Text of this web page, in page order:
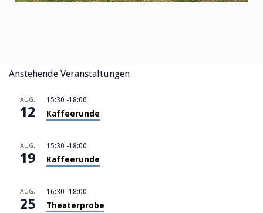
Anstehende Veranstaltungen
AUG.
12
15:30 -18:00
Kaffeerunde
AUG.
19
15:30 -18:00
Kaffeerunde
AUG.
25
16:30 -18:00
Theaterprobe